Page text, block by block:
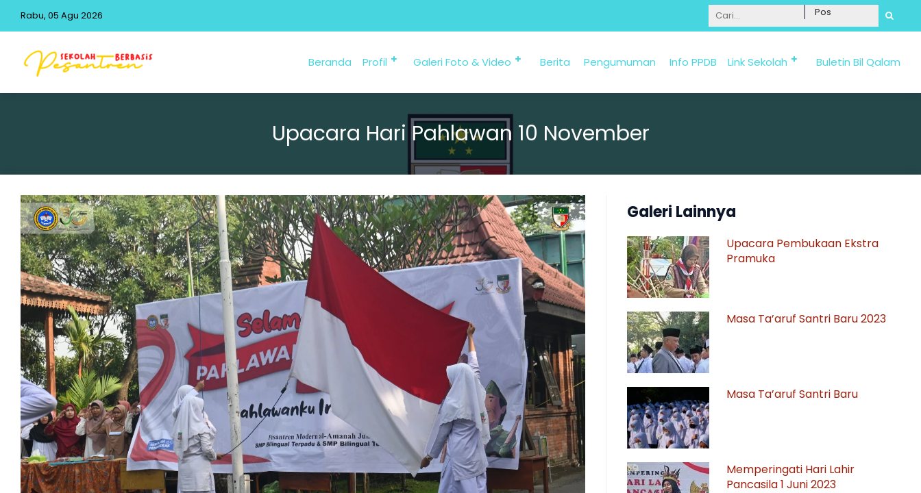
Rabu, 05 Agu 2026 Informasi Penerimaan Santri Baru 2025/2026
Beranda Profil Galeri Foto & Video Berita Pengumuman Info PPDB Link Sekolah Buletin Bil Qalam
Upacara Hari Pahlawan 10 November
Galeri Lainnya
Upacara Pembukaan Ekstra
Pramuka
Masa Ta’aruf Santri Baru 2023
Masa Ta’aruf Santri Baru
Memperingati Hari Lahir
Pancasila 1 Juni 2023